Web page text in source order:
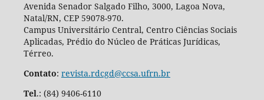
Avenida Senador Salgado Filho, 3000, Lagoa Nova,
Natal/RN, CEP 59078-970.
Campus Universitário Central, Centro Ciências Sociais
Aplicadas, Prédio do Núcleo de Práticas Jurídicas,
Térreo.
Contato: revista.rdcgd@ccsa.ufrn.br
Tel.: (84) 9406-6110